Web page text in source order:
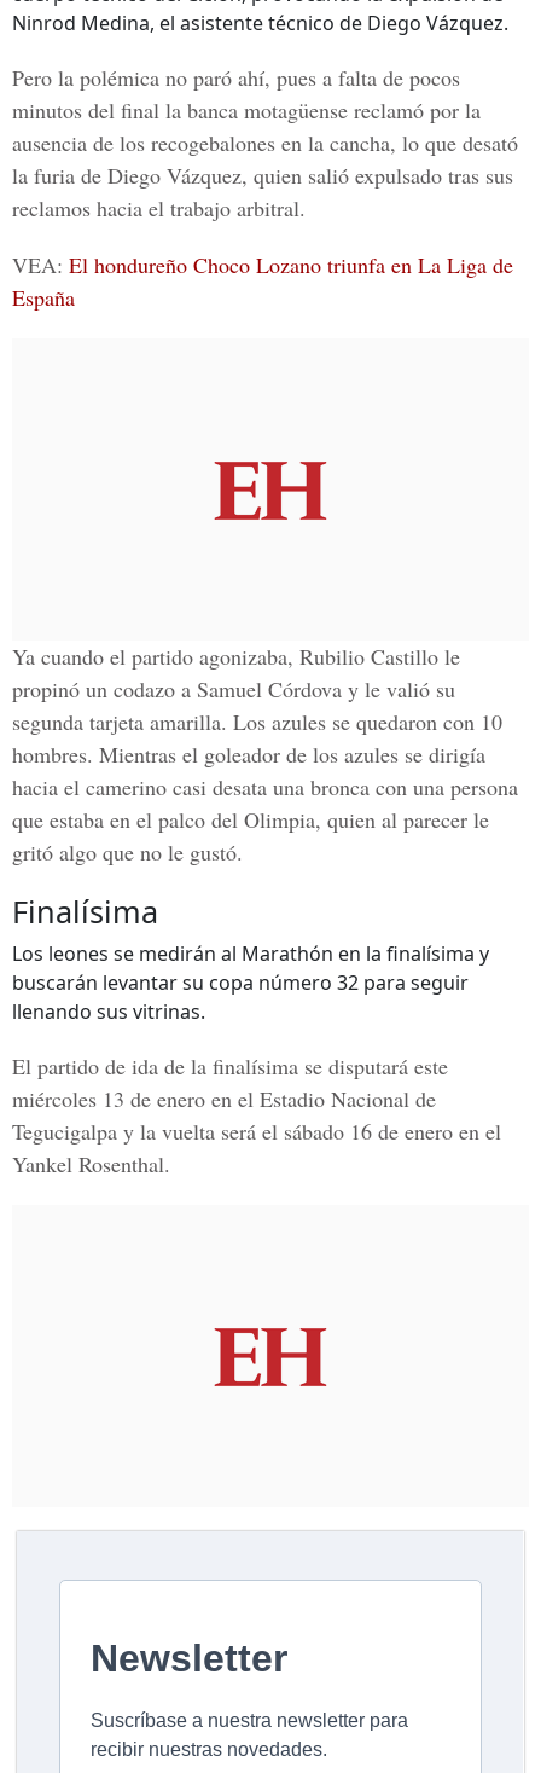
Ninrod Medina, el asistente técnico de Diego Vázquez.
Pero la polémica no paró ahí, pues a falta de pocos
minutos del final la banca motagüense reclamó por la
ausencia de los recogebalones en la cancha, lo que desató
la furia de Diego Vázquez, quien salió expulsado tras sus
reclamos hacia el trabajo arbitral.
VEA: El hondureño Choco Lozano triunfa en La Liga de
España
Ya cuando el partido agonizaba, Rubilio Castillo le
propinó un codazo a Samuel Córdova y le valió su
segunda tarjeta amarilla. Los azules se quedaron con 10
hombres. Mientras el goleador de los azules se dirigía
hacia el camerino casi desata una bronca con una persona
que estaba en el palco del Olimpia, quien al parecer le
gritó algo que no le gustó.
Finalísima
Los leones se medirán al Marathón en la finalísima y
buscarán levantar su copa número 32 para seguir
llenando sus vitrinas.
El partido de ida de la finalísima se disputará este
miércoles 13 de enero en el Estadio Nacional de
Tegucigalpa y la vuelta será el sábado 16 de enero en el
Yankel Rosenthal.